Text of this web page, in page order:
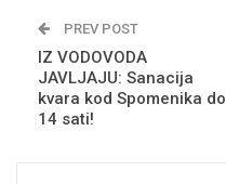
PREV POST
IZ VODOVODA
JAVLJAJU: Sanacija
kvara kod Spomenika do
14 sati!